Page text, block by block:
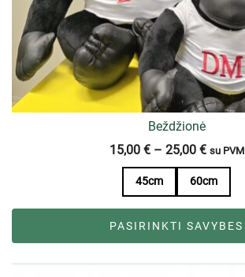
Beždžionė
15,00 € – 25,00 € su PVM
45cm 60cm
PASIRINKTI SAVYBES